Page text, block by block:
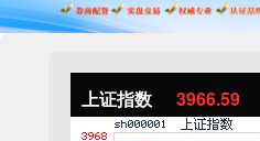
上证指数 3966.59